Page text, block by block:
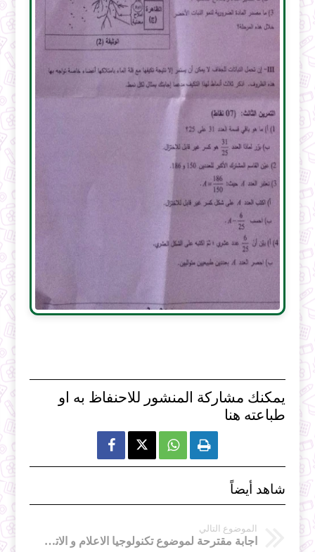
يمكنك مشاركة المنشور للاحنفاظ به او
طباعته هنا
  
شاهد أيضاً
الموضوع التالي
اجابة مقترحة لموضوع تكنولوجيا الاعلام و الاتصال لأستاذ التعليم الابتدائي 2016